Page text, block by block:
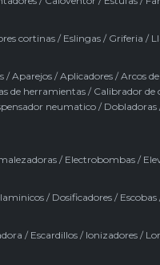
cortinas/ Eslingas / Griferia /
/Aparejos /Aplicadores /Arcos
de herramientas / Calibrador de
neumatico/ Dobladoras
/ Electrobombas /
/ Dosificadores /
/ Escardillos / Ionizadores /